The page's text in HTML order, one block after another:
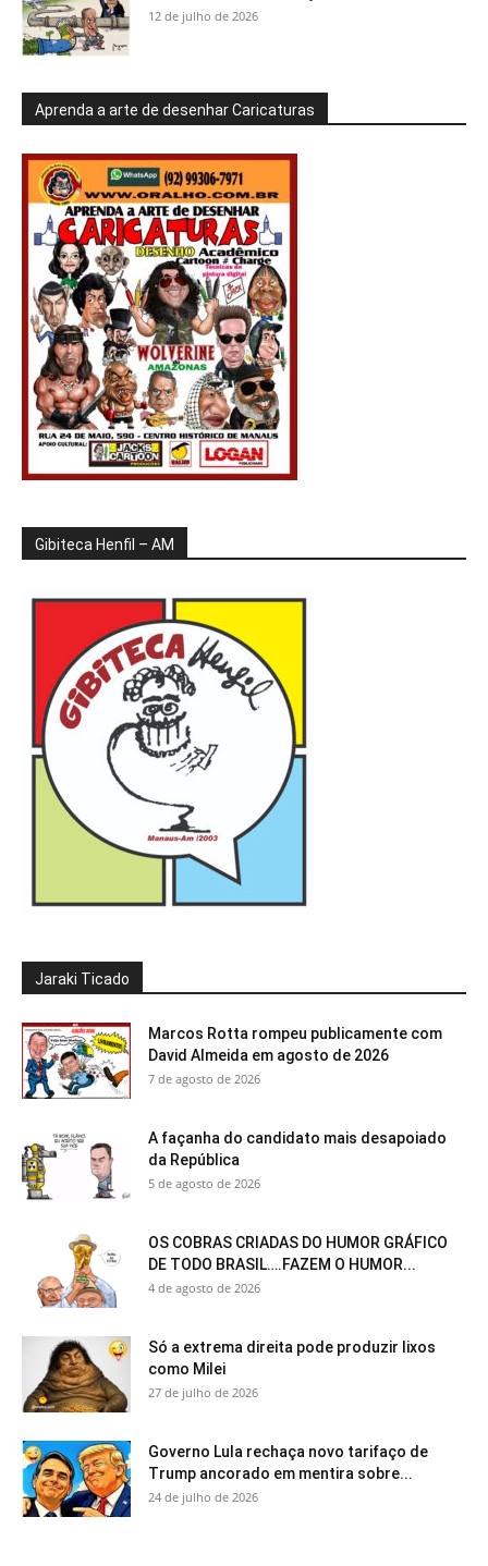
12 de julho de 2026
Aprenda a arte de desenhar Caricaturas
Gibiteca Henfil – AM
Jaraki Ticado
Marcos Rotta rompeu publicamente com
David Almeida em agosto de 2026
7 de agosto de 2026
A façanha do candidato mais desapoiado
da República
5 de agosto de 2026
OS COBRAS CRIADAS DO HUMOR GRÁFICO
DE TODO BRASIL….FAZEM O HUMOR...
4 de agosto de 2026
Só a extrema direita pode produzir lixos
como Milei
27 de julho de 2026
Governo Lula rechaça novo tarifaço de
Trump ancorado em mentira sobre...
24 de julho de 2026